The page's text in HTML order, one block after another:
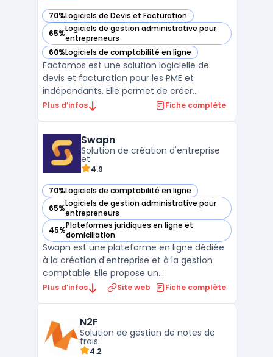
70%Logiciels de Devis et Facturation
— voir Factomos dans cette catégorie
65%Logiciels de gestion administrative pour
entrepreneurs
— voir Factomos dans cette catégorie
60%Logiciels de comptabilité en ligne
— voir Factomos dans cette catégorie
Factomos est une solution logicielle de
devis et facturation pour les PME et
indépendants. Elle permet de créer
facilement des devis et des factures
ventes et de la trésorerie en offrant une
vue d'ensemble des factures ...
Plus d’infos Fiche complète
Swapn
Solution de création d'entreprise
et
4.9
70%Logiciels de comptabilité en ligne
— voir Swapn dans cette catégorie
65%Logiciels de gestion administrative pour
entrepreneurs
— voir Swapn dans cette catégorie
45%Plateformes juridiques en ligne et
domiciliation
— voir Swapn dans cette catégorie
Swapn est une plateforme en ligne dédiée
à la création d'entreprise et à la gestion
comptable. Elle propose un
accompagnement personnalisé pour les
société. Swapn se distingue par des tarifs
attractifs, offrant la cré ...
Plus d’infos Site web Fiche complète
N2F
Solution de gestion de notes de
frais.
4.2